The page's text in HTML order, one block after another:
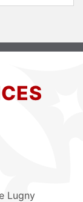
Lugny